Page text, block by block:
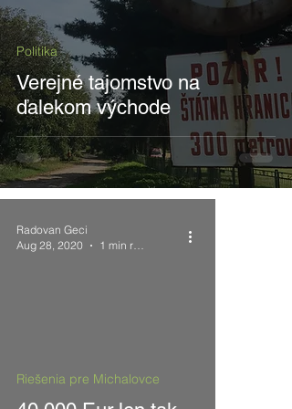
Verejné tajomstvo na
ďalekom východe
Politika
Riešenia pre Michalovce
Radovan Geci
Aug 28, 2020
1 min read